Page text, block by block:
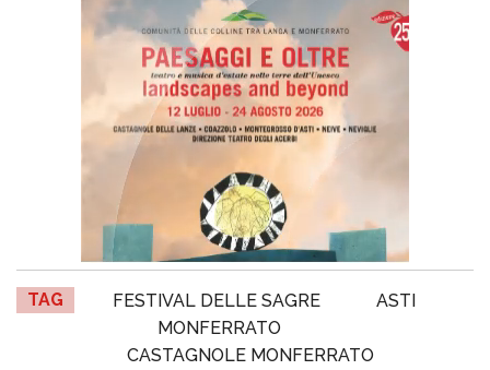
TAG FESTIVAL DELLE SAGRE
ASTI
MONFERRATO
CASTAGNOLE MONFERRATO